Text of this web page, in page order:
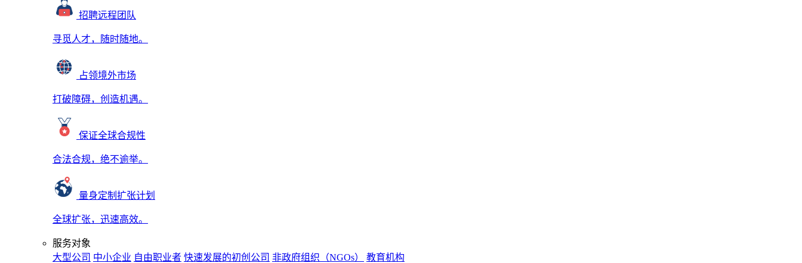
招聘远程团队
寻觅人才，随时随地。
占领境外市场
打破障碍，创造机遇。
保证全球合规性
合法合规，绝不逾举。
量身定制扩张计划
全球扩张，迅速高效。
服务对象
大型公司 中小企业 自由职业者 快速发展的初创公司 非政府组织（NGOs）
教育机构